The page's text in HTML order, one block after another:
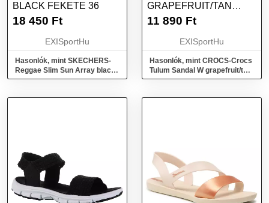
BLACK FEKETE 36
18 450 Ft
EXISportHu
Hasonlók, mint SKECHERS-
Reggae Slim Sun Array black
Fekete 36
GRAPEFRUIT/TAN
RÓZSASZÍN 37/38
11 890 Ft
EXISportHu
Hasonlók, mint CROCS-Crocs
Tulum Sandal W grapefruit/tan
Rózsaszín 37/38